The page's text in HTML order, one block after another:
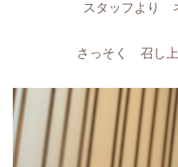
スタッフより
さっそく 召し